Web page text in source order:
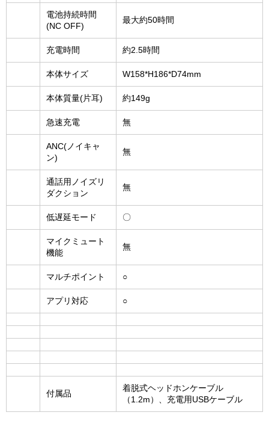
電池持続時間
(NC OFF)
最大約50時間
充電時間 約2.5時間
本体サイズ W158*H186*D74mm
本体質量(片耳) 約149g
急速充電 無
ANC(ノイキャ
ン)
無
通話用ノイズリ
ダクション
無
低遅延モード 〇
マイクミュート
機能
無
マルチポイント ○
アプリ対応 ○
付属品
着脱式ヘッドホンケーブル
（1.2m）、充電用USBケーブル